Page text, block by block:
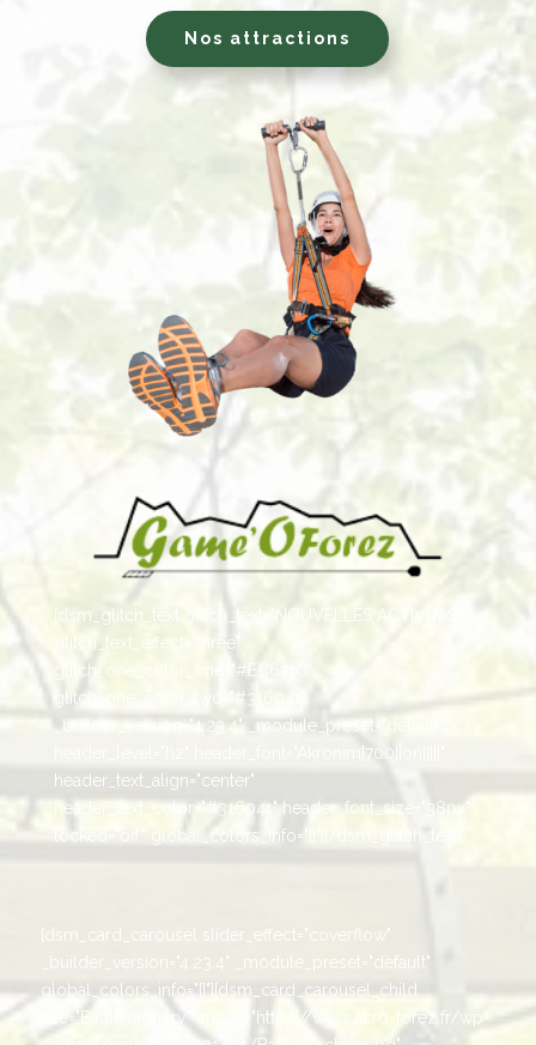
Nos attractions
[dsm_glitch_text glitch_text="NOUVELLES ACTIVITéS"
glitch_text_effect="three"
glitch_one_color_one="#EC671C"
glitch_one_color_two="#316041"
_builder_version="4.23.4" _module_preset="default"
header_level="h2" header_font="Akronim|700||on|||||"
header_text_align="center"
header_text_color="#316041" header_font_size="38px"
locked="off" global_colors_info="{}"][/dsm_glitch_text]
[dsm_card_carousel slider_effect="coverflow"
_builder_version="4.23.4" _module_preset="default"
global_colors_info="{}"][dsm_card_carousel_child
title="Battle archery" image="https://www.acro-forez.fr/wp-